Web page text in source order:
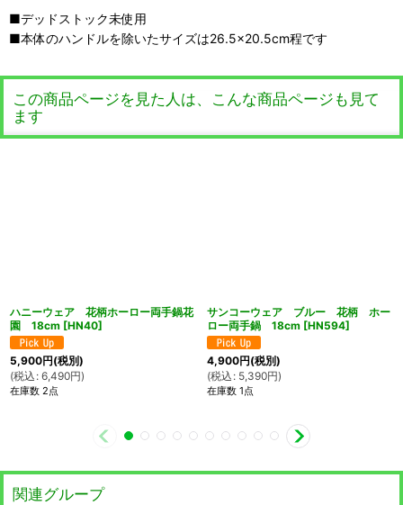
■デッドストック未使用
■本体のハンドルを除いたサイズは26.5×20.5cm程です
この商品ページを見た人は、こんな商品ページも見て
ます
ハニーウェア 花柄ホーロー両手鍋花
園 18cm [HN40]
5,900円(税別)
(税込 : 6,490円)
在庫数 2点
サンコーウェア ブルー 花柄 ホー
ロー両手鍋 18cm [HN594]
4,900円(税別)
(税込 : 5,390円)
在庫数 1点
関連グループ